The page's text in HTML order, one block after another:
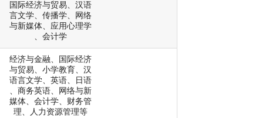
国际经济与贸易、汉语
言文学、传播学、网络
与新媒体、应用心理学
、会计学
经济与金融、国际经济
与贸易、小学教育、汉
语言文学、英语、日语
、商务英语、网络与新
媒体、会计学、财务管
理、人力资源管理等